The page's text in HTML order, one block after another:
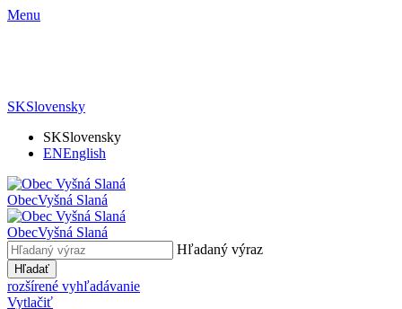
Menu
SKSlovensky
SKSlovensky
ENEnglish
ObecVyšná Slaná
ObecVyšná Slaná
Hľadaný výraz
Hľadať
rozšírené vyhľadávanie
Vytlačiť